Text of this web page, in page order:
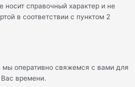
носит справочный характер и не
в соответствии с пунктом 2
мы оперативно свяжемся с вами для
времени.